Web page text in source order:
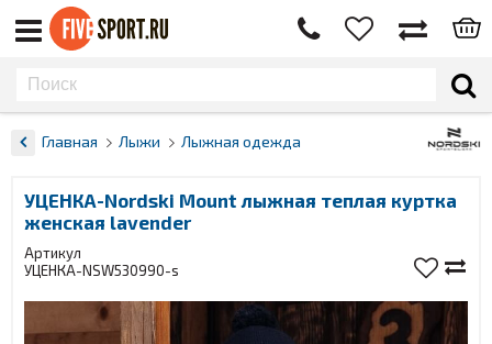
Главная Лыжи Лыжная одежда
УЦЕНКА-Nordski Mount лыжная теплая куртка
женская lavender
Артикул
УЦЕНКА-NSW530990-s